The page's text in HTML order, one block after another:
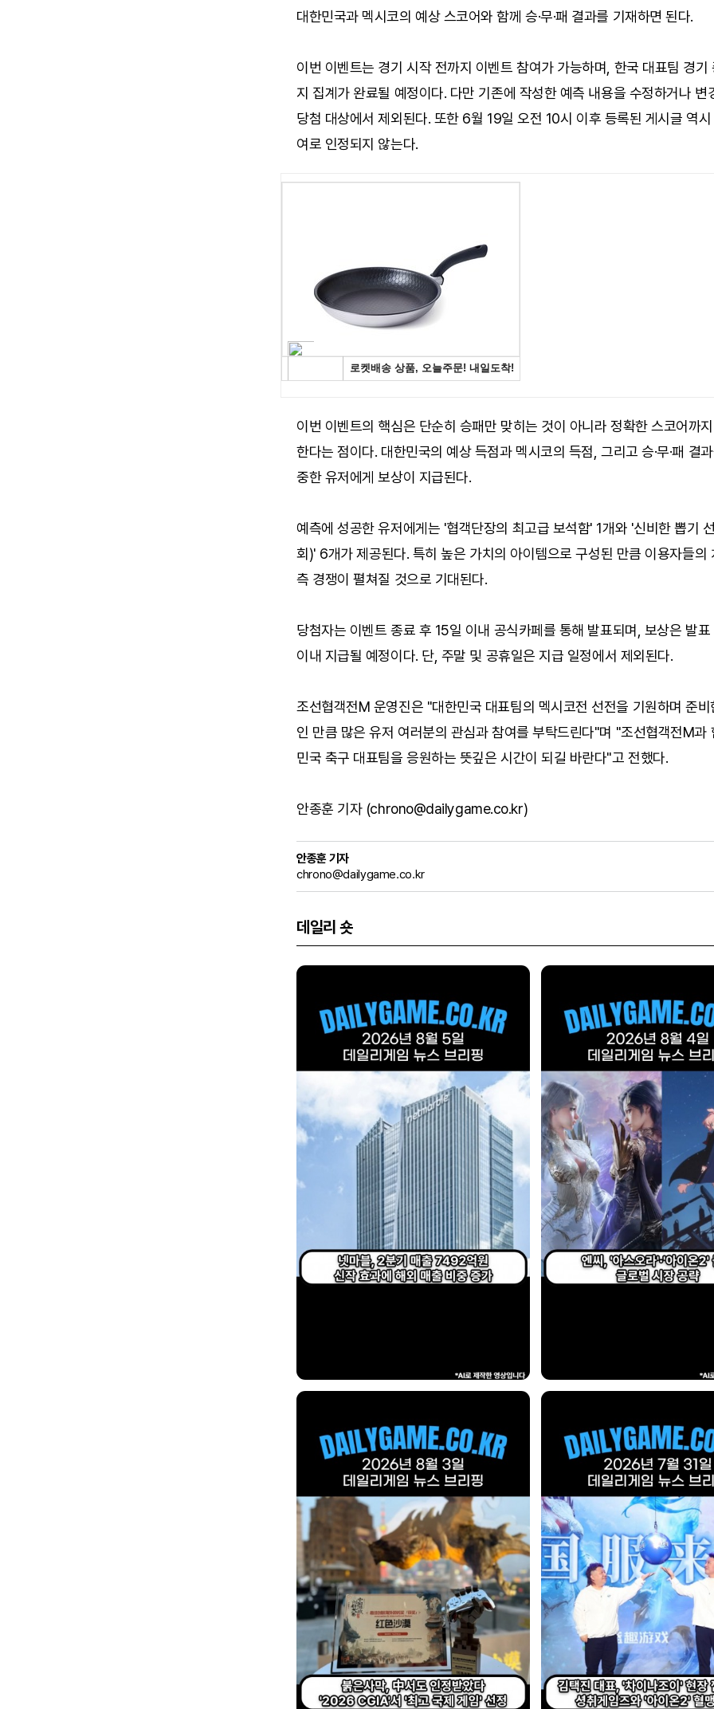
대한민국과 멕시코의 예상 스코어와 함께 승·무·패 결과를 기재하면 된다.
이번 이벤트는 경기 시작 전까지 이벤트 참여가 가능하며, 한국 대표팀 경기
지 집계가 완료될 예정이다. 다만 기존에 작성한 예측 내용을 수정하거나 변
당첨 대상에서 제외된다. 또한 6월 19일 오전 10시 이후 등록된 게시글 역
여로 인정되지 않는다.
이번 이벤트의 핵심은 단순히 승패만 맞히는 것이 아니라 정확한 스코어까
한다는 점이다. 대한민국의 예상 득점과 멕시코의 득점, 그리고 승·무·패 결
중한 유저에게 보상이 지급된다.
예측에 성공한 유저에게는 '협객단장의 최고급 보석함' 1개와 '신비한 뽑기
회)' 6개가 제공된다. 특히 높은 가치의 아이템으로 구성된 만큼 이용자들의
측 경쟁이 펼쳐질 것으로 기대된다.
당첨자는 이벤트 종료 후 15일 이내 공식카페를 통해 발표되며, 보상은 발표
이내 지급될 예정이다. 단, 주말 및 공휴일은 지급 일정에서 제외된다.
조선협객전M 운영진은 "대한민국 대표팀의 멕시코전 선전을 기원하며 준비
인 만큼 많은 유저 여러분의 관심과 참여를 부탁드린다"며 "조선협객전M과
민국 축구 대표팀을 응원하는 뜻깊은 시간이 되길 바란다"고 전했다.
안종훈 기자 (chrono@dailygame.co.kr)
안종훈 기자
chrono@dailygame.co.kr
데일리 숏